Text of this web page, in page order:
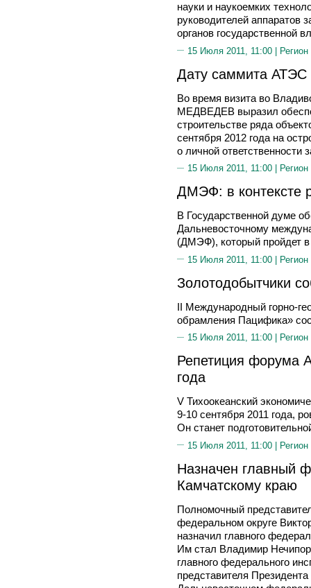
науки и наукоемких
руководителей аппаратов
органов государственной
15 Июля 2011, 11:00 | Регион
Дату саммита АТЭС
Во время визита во
МЕДВЕДЕВ выразил
строительстве ряда
сентября 2012 года на
о личной ответственности
15 Июля 2011, 11:00 |
ДМЭФ: в контексте
В Государственной думе
Дальневосточному
(ДМЭФ), который пройдет в
15 Июля 2011, 11:00 | Регион
Золотодобытчики
II Международный горно-
обрамления Пацифика»
15 Июля 2011, 11:00 |
Репетиция форума
года
V Тихоокеанский
9-10 сентября 2011 года,
Он станет
15 Июля 2011, 11:00 | Регион
Назначен главный
Камчатскому краю
Полномочный
федеральном округе
назначил главного
Им стал Владимир
главного федерального
представителя